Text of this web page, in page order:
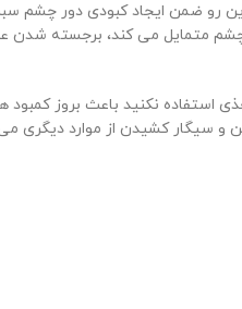
رو ضمن ایجاد کبودی دور
متمایل می کند، برجسته
مغذی استفاده نکنید باعث
و سیگار کشیدن از موارد دیگری